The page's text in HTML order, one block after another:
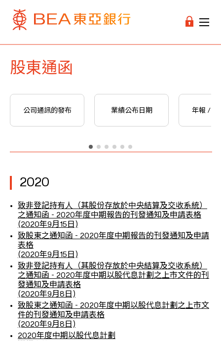
股東通函
公司通訊的發布 業績公布日期 年報 / 中
2020
致非登記持有人（其股份存放於中央結算及交收系統）
之通知函 - 2020年度中期報告的刊發通知及申請表格
(2020年9月15日)
致股東之通知函 - 2020年度中期報告的刊發通知及申請
表格
(2020年9月15日)
致非登記持有人（其股份存放於中央結算及交收系統）
之通知函 - 2020年度中期以股代息計劃之上市文件的刊
發通知及申請表格
(2020年9月8日)
致股東之通知函 - 2020年度中期以股代息計劃之上市文
件的刊發通知及申請表格
(2020年9月8日)
2020年度中期以股代息計劃